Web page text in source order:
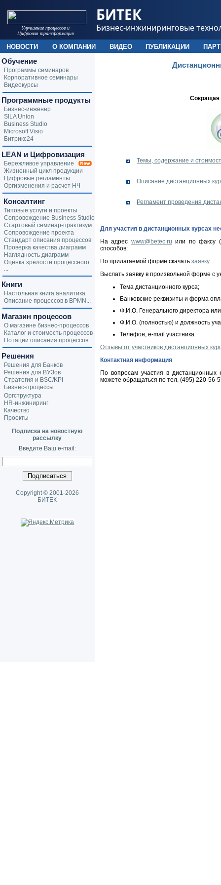
Сокращая
Темы, содержание и
Описание дистанционных
Регламент проведения
Для участия в дистанционных курсах
На адрес www@betec.ru или по факсу
способов:
По прилагаемой форме скачать заявку
Выслать заявку в произвольной форме с
Тема дистанционного курса;
Банковские реквизиты и форма
Ф.И.О. Генерального директора
Ф.И.О. (полностью) и должность
Телефон, e-mail участника.
Отзывы от участников дистанционных
Контактная информация
По вопросам участия в
можете обращаться по тел. (495) 220-56-
Обучение
Программы семинаров
Корпоративное семинары
Видеокурсы
Программные продукты
Бизнес-инженер
SILA Union
Business Studio
Microsoft Visio
Битрикс24
LEAN и Цифровизация
Бережливое управление
Жизненный цикл продукции
Цифровые регламенты
Оргизменения и расчет НЧ
Консалтинг
Типовые услуги и проекты
Сопровождение Business Studio
Стартовый семинар-практикум
Сопровождение проекта
Стандарт описания процессов
Проверка качества диаграмм
Наглядность диаграмм
Оценка зрелости процессного
...
Книги
Настольная книга аналитика
Описание процессов в BPMN...
Магазин процессов
О магазине бизнес-процессов
Каталог и стоимость процессов
Нотации описания процессов
Решения
Решения для Банков
Решения для ВУЗов
Стратегия и BSC/KPI
Бизнес-процессы
Оргструктура
HR-инжиниринг
Качество
Проекты
Подписка на новостную
рассылку
Введите Ваш e-mail:
Copyright © 2001-2026
БИТЕК
Улучшение процессов и
Цифровая трансформация
БИТЕК
Бизнес-инжиниринговые
НОВОСТИ О КОМПАНИИ ВИДЕО ПУБЛИКАЦИИ